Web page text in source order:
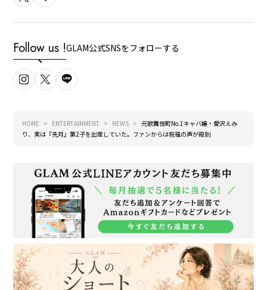
Follow us !GLAM公式SNSをフォローする
HOME ENTERTAINMENT NEWS
元歌舞伎町No.1キャバ嬢・愛沢えみ
り、実は『先月』第2子を出産していた。ファンからは祝福の声が殺到